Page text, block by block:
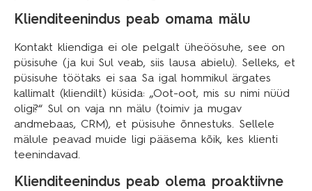
Klienditeenindus peab omama mälu
Kontakt kliendiga ei ole pelgalt üheöösuhe, see on
püsisuhe (ja kui Sul veab, siis lausa abielu). Selleks, et
püsisuhe töötaks ei saa Sa igal hommikul ärgates
kallimalt (kliendilt) küsida: „Oot-oot, mis su nimi nüüd
oligi?“ Sul on vaja nn mälu (toimiv ja mugav
andmebaas, CRM), et püsisuhe õnnestuks. Sellele
mälule peavad muide ligi pääsema kõik, kes klienti
teenindavad.
Klienditeenindus peab olema proaktiivne